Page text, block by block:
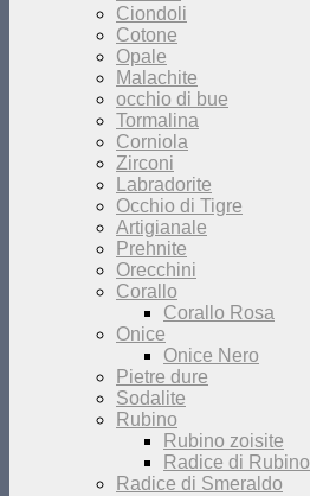
Ciondoli
Cotone
Opale
Malachite
occhio di bue
Tormalina
Corniola
Zirconi
Labradorite
Occhio di Tigre
Artigianale
Prehnite
Orecchini
Corallo
Corallo Rosa
Onice
Onice Nero
Pietre dure
Sodalite
Rubino
Rubino zoisite
Radice di Rubino
Radice di Smeraldo